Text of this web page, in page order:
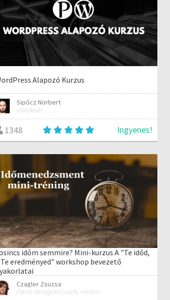
Alapozó Kurzus
Sipőcz Norbert
vállalkozó
1348 Ingyenes!
időm semmire? Mini-kurzus A "Te időd,
eredményed" workshop bevezető
Czagler Zsuzsa
Életút támogató coach, mentor